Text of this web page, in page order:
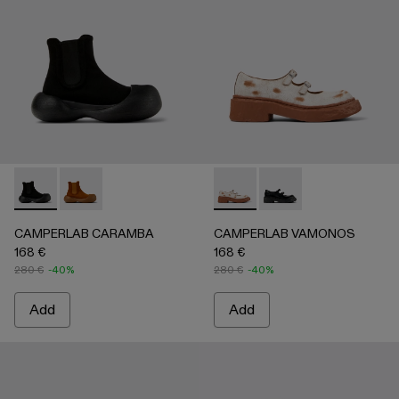
CAMPERLAB CARAMBA - A700023-001 - Black
CAMPERLAB CARAMBA - A700023-002 - Brown
CAMPERLAB CARAMBA
168 €
280 € -40%
Add
CAMPERLAB VAMONOS -
CAMPERLAB
CAMPERLAB VAMONOS
168 €
280 € -40%
Add